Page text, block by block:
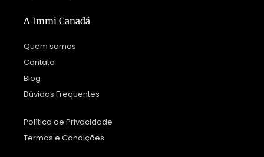
A Immi Canadá
Quem somos
Contato
Blog
Dúvidas Frequentes
Política de Privacidade
Termos e Condições